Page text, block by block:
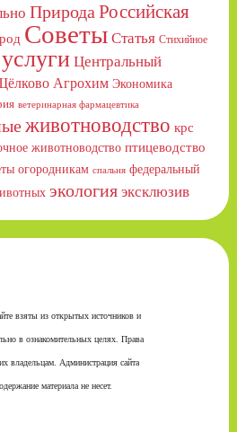
Природа Российская
Советы Статья Стихийное
Центральный
Агрохим Экономика
ветеринарная фармацевтика
животноводство крс
животноводство птицеводство
огородникам спальня федеральный
экология эксклюзив
взяты из открытых источников и
в ознакомительных целях. Права
владельцам. Администрация сайта
материала не несет.